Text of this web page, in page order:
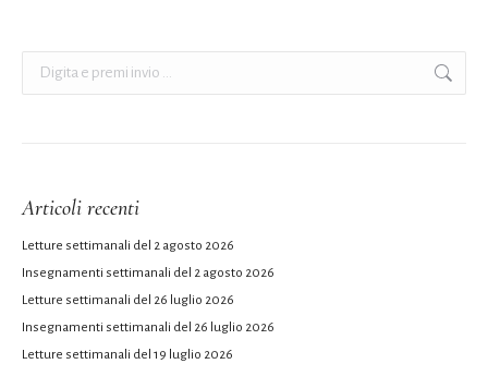
Articoli recenti
Letture settimanali del 2 agosto 2026
Insegnamenti settimanali del 2 agosto 2026
Letture settimanali del 26 luglio 2026
Insegnamenti settimanali del 26 luglio 2026
Letture settimanali del 19 luglio 2026